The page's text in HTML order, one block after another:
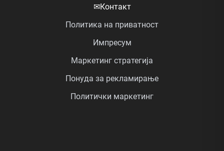
✉Контакт
Политика на приватност
Импресум
Маркетинг стратегија
Понуда за рекламирање
Политички маркетинг